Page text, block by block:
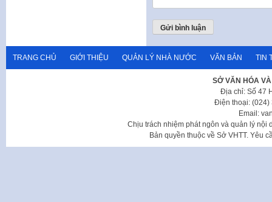
TRANG CHỦ GIỚI THIỆU QUẢN LÝ NHÀ NƯỚC VĂN BẢN TIN
SỞ VĂN HÓA
Địa chỉ: Số 47
Điện thoại: (024)
Email:
Chịu trách nhiệm phát ngôn và quản lý nội
Bản quyền thuộc về Sở VHTT. Yêu